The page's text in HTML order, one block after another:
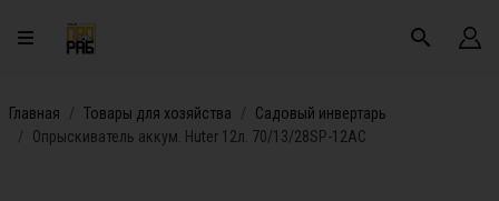
Главная Товары для хозяйства
Садовый инвертарь
Опрыскиватель аккум. Huter 12л. 70/13/28SP-12AC